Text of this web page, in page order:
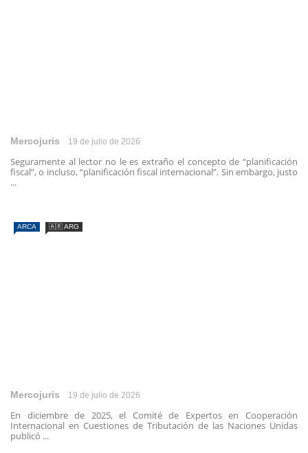
Mercojuris 19 de julio de 2026
Seguramente al lector no le es extraño el concepto de “planificación
fiscal”, o incluso, “planificación fiscal internacional”. Sin embargo, justo
...
ARCA 🇦🇷 ARG
Mercojuris 19 de julio de 2026
En diciembre de 2025, el Comité de Expertos en Cooperación
Internacional en Cuestiones de Tributación de las Naciones Unidas
publicó ...